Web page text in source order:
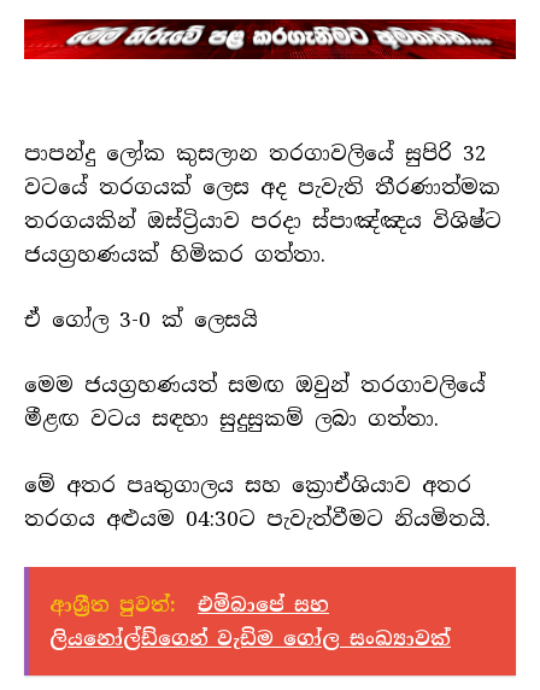
පාපන්දු ලෝක කුසලාන තරගාවලියේ සුපිරි 32
වටයේ තරගයක් ලෙස අද පැවැති තීරණාත්මක
තරගයකින් ඔස්ට්‍රියාව පරදා ස්පාඤ්ඤය විශිෂ්ට
ජයග්‍රහණයක් හිමිකර ගත්තා.
ඒ ගෝල 3-0 ක් ලෙසයි
මෙම ජයග්‍රහණයත් සමඟ ඔවුන් තරගාවලියේ
මීළඟ වටය සඳහා සුදුසුකම් ලබා ගත්තා.
මේ අතර පෘතුගාලය සහ ක්‍රොඒශියාව අතර
තරගය අළුයම 04:30ට පැවැත්වීමට නියමිතයි.
ආශ්‍රීත පුවත්:
එම්බාපේ සහ
ලියනෝල්ඩ්ගෙන් වැඩිම ගෝල සංඛ්‍යාවක්